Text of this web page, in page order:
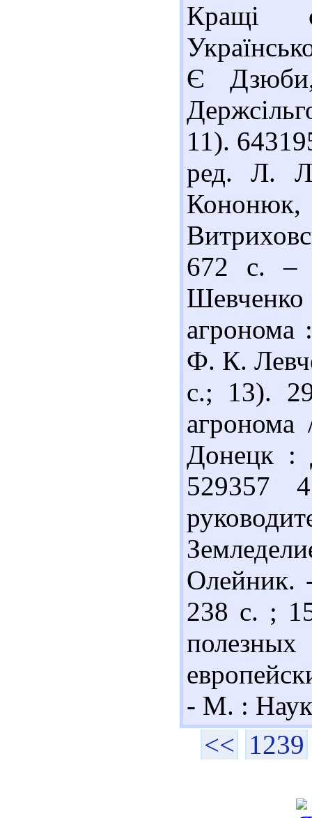
Кращі
Є
11).
ред. Л.
672 с. –
Ф. К.
с.; 13).
Донецк :
529357
Олейник.
238 с. ;
- М. :
<< 1239